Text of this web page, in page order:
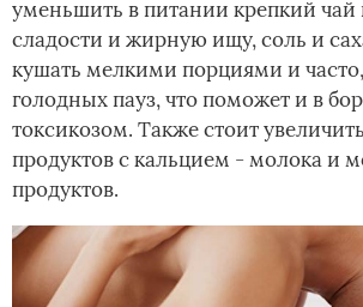
уменьшить в питании крепкий чай
сладости и жирную ищу, соль и
кушать мелкими порциями и
голодных пауз, что поможет и в
токсикозом. Также стоит
продуктов с кальцием - молока и
продуктов.